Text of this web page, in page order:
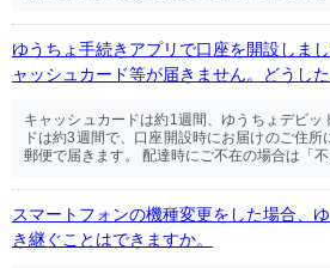
ゆうちょ手続きアプリで口座を開設しま
ャッシュカード等が届きません。どうした
キャッシュカードは約1週間、ゆうちょデビッ
ドは約3週間で、口座開設時にお届けのご住
郵便で届きます。 配達時にご不在の場合は「
スマートフォンの機種変更をした場合、
き継ぐことはできますか。